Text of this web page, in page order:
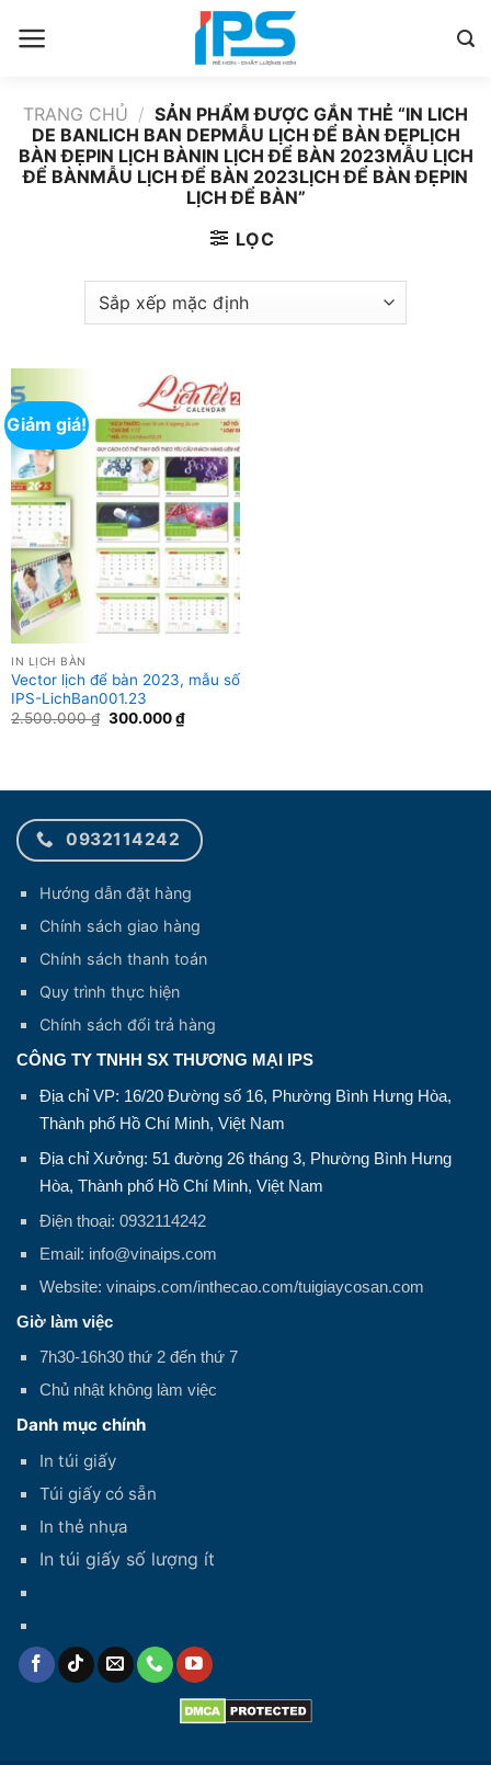
qua
TRANG CHỦ / SẢN PHẨM ĐƯỢC GẮN THẺ “IN LICH
DE BANLICH BAN DEPMẪU LỊCH ĐỂ BÀN ĐẸPLỊCH
BÀN ĐẸPIN LỊCH BÀNIN LỊCH ĐỂ BÀN 2023MẪU LỊCH
ĐỂ BÀNMẪU LỊCH ĐỂ BÀN 2023LỊCH ĐỂ BÀN ĐẸPIN
LỊCH ĐỂ BÀN”
LỌC
Giảm giá!
IN LỊCH BÀN
Vector lịch để bàn 2023, mẫu số
IPS-LichBan001.23
2.500.000₫ Giá
300.000₫Giá
0932114242
Hướng dẫn đặt hàng
Chính sách giao hàng
Chính sách thanh toán
Quy trình thực hiện
Chính sách đổi trả hàng
CÔNG TY TNHH SX THƯƠNG MẠI IPS
Địa chỉ VP: 16/20 Đường số 16, Phường Bình Hưng Hòa,
Thành phố Hồ Chí Minh, Việt Nam
Địa chỉ Xưởng: 51 đường 26 tháng 3, Phường Bình Hưng
Hòa, Thành phố Hồ Chí Minh, Việt Nam
Điện thoại: 0932114242
Email: info@vinaips.com
Website: vinaips.com/inthecao.com/tuigiaycosan.com
Giờ làm việc
7h30-16h30 thứ 2 đến thứ 7
Chủ nhật không làm việc
Danh mục chính
In túi giấy
Túi giấy có sẵn
In thẻ nhựa
In túi giấy số lượng ít